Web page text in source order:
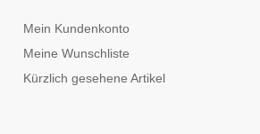
Mein Kundenkonto
Meine Wunschliste
Kürzlich gesehene Artikel